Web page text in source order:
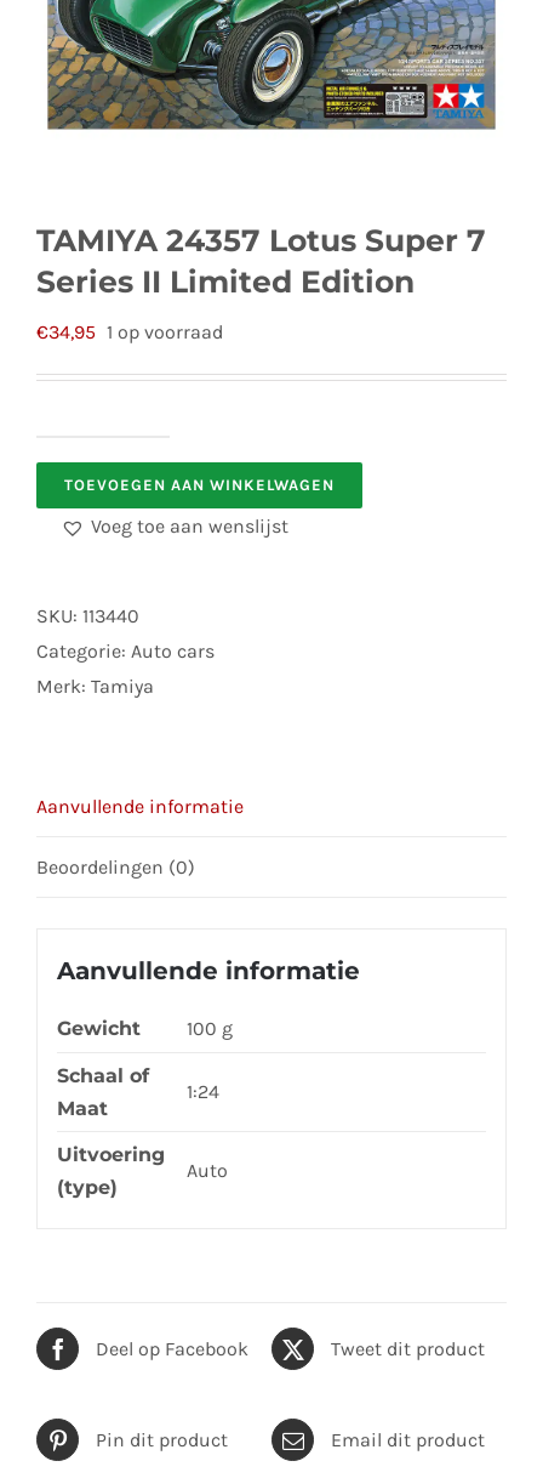
TAMIYA 24357 Lotus Super 7
Series II Limited Edition
€34,95 1 op voorraad
24357
Lotus
Series
II
Limited
TOEVOEGEN AAN WINKELWAGEN
Voeg toe aan wenslijst
SKU: 113440
Categorie: Auto cars
Merk: Tamiya
Aanvullende informatie
Beoordelingen (0)
Aanvullende informatie
Gewicht 100 g
Schaal of
Maat
1:24
Uitvoering
(type)
Auto
Deel op Facebook Tweet dit product
Pin dit product Email dit product